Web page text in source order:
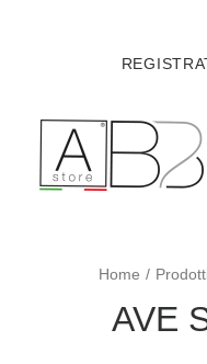
Componenti
Home
AVE